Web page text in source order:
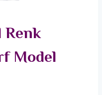
Renk
Model